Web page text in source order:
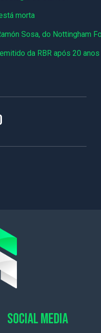
morta
Sosa, do Nottingham
da RBR após 20 anos
SOCIAL MEDIA